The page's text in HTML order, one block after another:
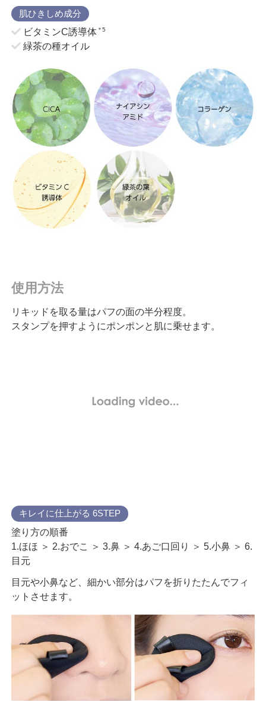
肌ひきしめ成分
ビタミンC誘導体 ＊5
緑茶の種オイル
使用方法
リキッドを取る量はパフの面の半分程度。
スタンプを押すようにポンポンと肌に乗せます。
キレイに仕上がる 6STEP
塗り方の順番
1.ほほ ＞ 2.おでこ ＞ 3.鼻 ＞ 4.あご口回り ＞ 5.小鼻 ＞ 6.
目元
目元や小鼻など、細かい部分はパフを折りたたんでフィ
ットさせます。